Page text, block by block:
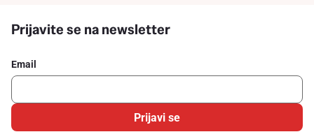
Prijavite se na newsletter
Email
Prijavi se